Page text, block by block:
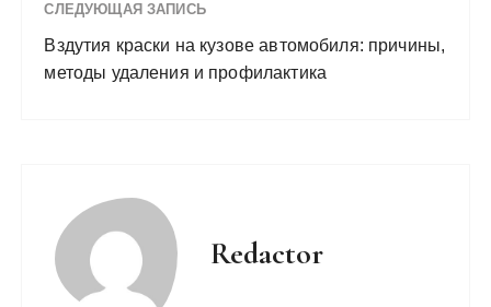
СЛЕДУЮЩАЯ ЗАПИСЬ
Вздутия краски на кузове автомобиля: причины,
методы удаления и профилактика
Redactor